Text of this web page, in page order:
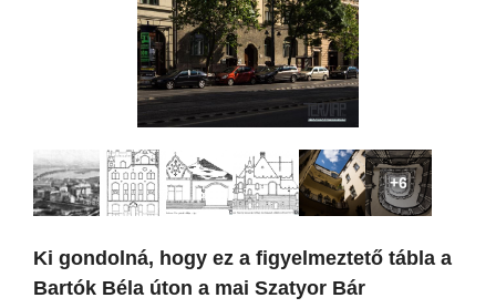
+6
Ki gondolná, hogy ez a figyelmeztető tábla a
Bartók Béla úton a mai Szatyor Bár